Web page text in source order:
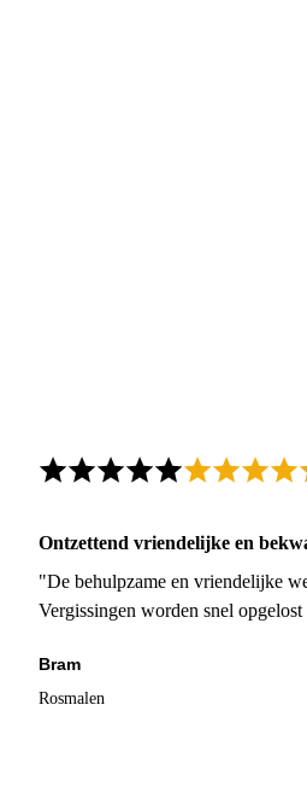
Ontzettend vriendelijke en
"De behulpzame en vriendelijke
Vergissingen worden snel
Bram
Rosmalen